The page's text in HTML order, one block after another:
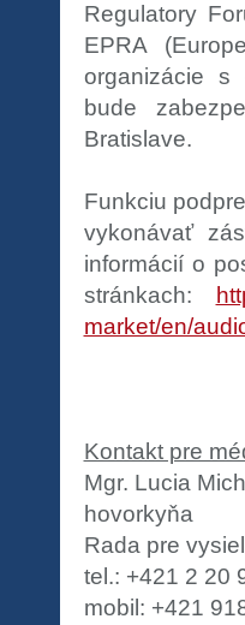
Regulatory
EPRA
organizácie s
bude
Bratislave.
Funkciu
vykonávať
informácií o
stránkach:
market/en/
Kontakt pre
Mgr. Lucia
hovorkyňa
Rada pre
tel.: +421 2 20
mobil: +421